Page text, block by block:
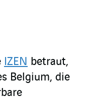
IZEN betraut,
Belgium, die